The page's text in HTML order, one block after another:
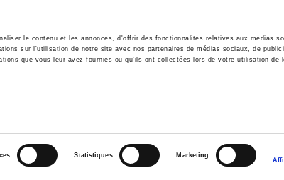
le contenu et les annonces, d'offrir des fonctionnalités relatives aux médias
sur l'utilisation de notre site avec nos partenaires de médias sociaux, de
que vous leur avez fournies ou qu'ils ont collectées lors de votre utilisation de
Statistiques Marketing
Environment History